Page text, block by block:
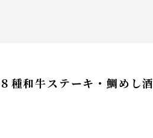
種和牛ステーキ・鯛めし酒